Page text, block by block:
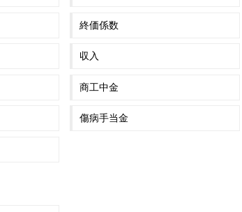
終価係数
収入
商工中金
傷病手当金